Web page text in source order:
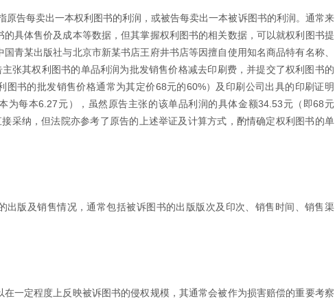
原告每卖出一本权利图书的利润，或被告每卖出一本被诉图书的利润。通常来
具体售价及成本等数据，但其掌握权利图书的相关数据，可以就权利图书提
青某出版社与北京市新某书店王府井书店等因擅自使用知名商品特有名称、
张其权利图书的单品利润为批发销售价格减去印刷费，并提交了权利图书的
图书的批发销售价格通常为其定价68元的60%）及印刷公司出具的印刷证明
为每本6.27元），虽然原告主张的该单品利润的具体金额34.53元（即68元
采纳，但法院亦参考了原告的上述举证及计算方式，酌情确定权利图书的单
出版及销售情况，通常包括被诉图书的出版版次及印次、销售时间、销售渠
在一定程度上反映被诉图书的侵权规模，其通常会被作为损害赔偿的重要考察